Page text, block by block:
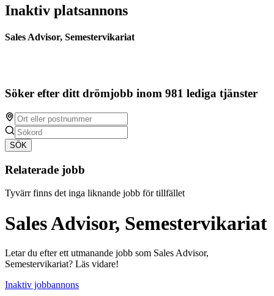
Inaktiv platsannons
Sales Advisor, Semestervikariat
Söker efter ditt drömjobb inom 981 lediga tjänster
SÖK
Relaterade jobb
Tyvärr finns det inga liknande jobb för tillfället
Sales Advisor, Semestervikariat
Letar du efter ett utmanande jobb som Sales Advisor,
Semestervikariat? Läs vidare!
Inaktiv jobbannons